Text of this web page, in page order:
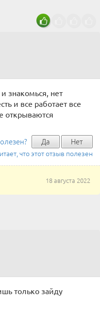
знакомься, нет
и все работает все
открываются
Да Нет
что этот отзыв полезен
18 августа 2022
только зайду